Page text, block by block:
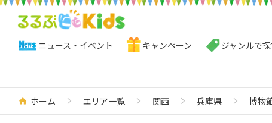
ニュース・イベント キャンペーン ジャンルで
ホーム エリア一覧 関西 兵庫県 博物